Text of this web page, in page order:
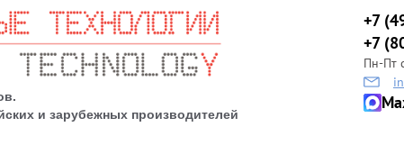
и зарубежных производителей
+7
+7
Пн-Пт